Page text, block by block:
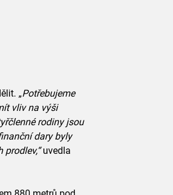
„Potřebujeme
vliv na výši
rodiny jsou
dary byly
uvedla